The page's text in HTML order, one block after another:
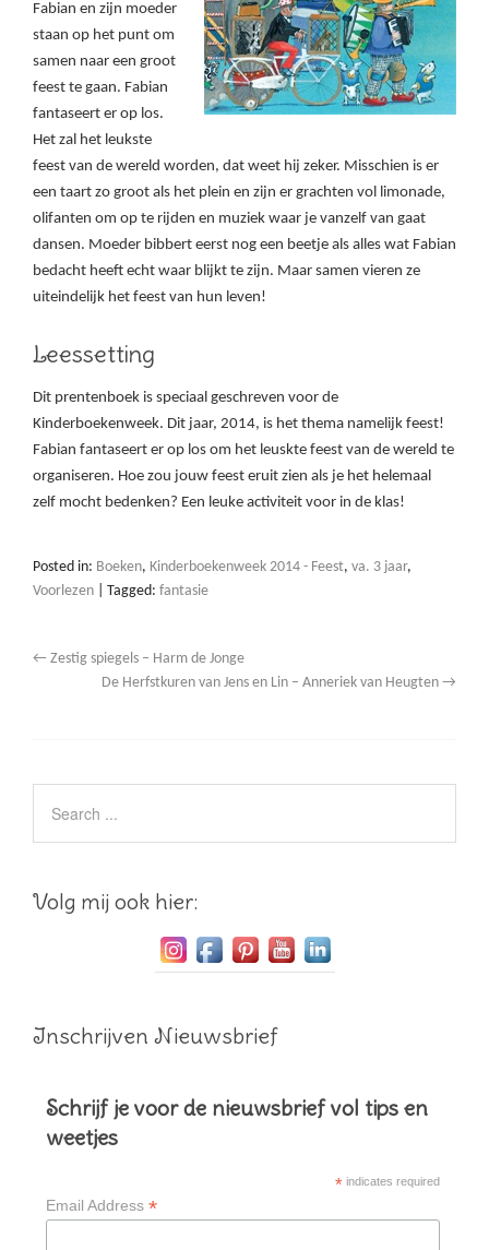
Fabian en zijn moeder
staan op het punt om
samen naar een groot
feest te gaan. Fabian
fantaseert er op los.
Het zal het leukste
feest van de wereld worden, dat weet hij zeker. Misschien is er
een taart zo groot als het plein en zijn er grachten vol limonade,
olifanten om op te rijden en muziek waar je vanzelf van gaat
dansen. Moeder bibbert eerst nog een beetje als alles wat Fabian
bedacht heeft echt waar blijkt te zijn. Maar samen vieren ze
uiteindelijk het feest van hun leven!
Leessetting
Dit prentenboek is speciaal geschreven voor de
Kinderboekenweek. Dit jaar, 2014, is het thema namelijk feest!
Fabian fantaseert er op los om het leuskte feest van de wereld te
organiseren. Hoe zou jouw feest eruit zien als je het helemaal
zelf mocht bedenken? Een leuke activiteit voor in de klas!
Posted in: Boeken, Kinderboekenweek 2014 - Feest, va. 3 jaar,
Voorlezen
Tagged: fantasie
← Zestig spiegels – Harm de Jonge
De Herfstkuren van Jens en Lin – Anneriek van Heugten →
Volg mij ook hier:
Inschrijven Nieuwsbrief
Schrijf je voor de nieuwsbrief vol tips en
weetjes
*indicates required
Email Address *